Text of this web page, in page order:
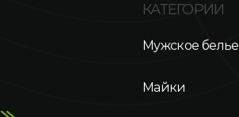
КАТЕГОРИИ
Мужское белье
Майки